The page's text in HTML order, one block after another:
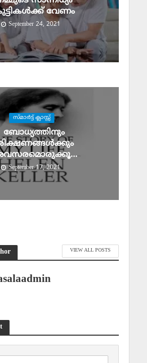
വേണം
September 24, 2021
സ്മാര്‍ട്ട് ക്ലാസ്സ്‌
ബോധ്യത്തിനും
September 17, 2021
VIEW ALL POSTS